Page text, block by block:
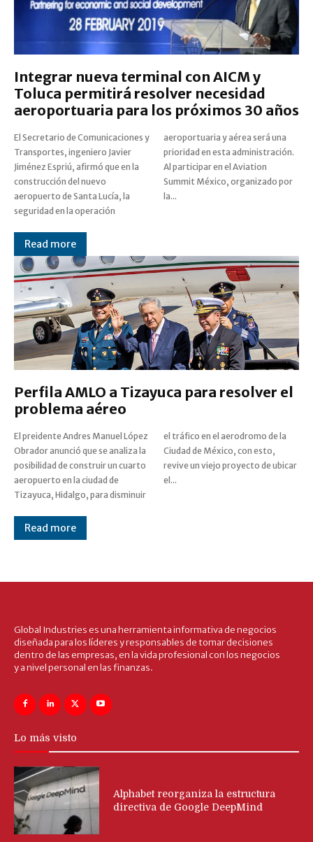
Integrar nueva terminal con AICM y
Toluca permitirá resolver necesidad
aeroportuaria para los próximos 30 años
El Secretario de Comunicaciones y
Transportes, ingeniero Javier
Jiménez Espriú, afirmó que en la
construcción del nuevo
aeropuerto de Santa Lucía, la
seguridad en la operación
aeroportuaria y aérea será una
prioridad en esta administración.
Al participar en el Aviation
Summit México, organizado por
la...
Read more
Perfila AMLO a Tizayuca para resolver el
problema aéreo
El preidente Andres Manuel López
Obrador anunció que se analiza la
posibilidad de construir un cuarto
aeropuerto en la ciudad de
Tizayuca, Hidalgo, para disminuir
el tráfico en el aerodromo de la
Ciudad de México, con esto,
revive un viejo proyecto de ubicar
el...
Read more
Global Industries es una herramienta informativa de negocios
diseñada para los líderes y responsables de tomar decisiones
dentro de las empresas, en la vida profesional con los negocios
y a nivel personal en las finanzas.
Lo más visto
Alphabet reorganiza la estructura
directiva de Google DeepMind